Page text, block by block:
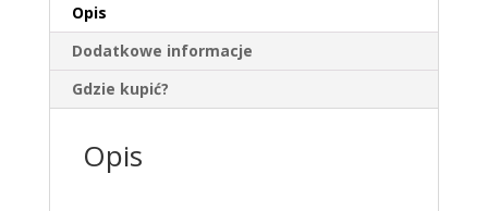
Opis
Dodatkowe informacje
Gdzie kupić?
Opis